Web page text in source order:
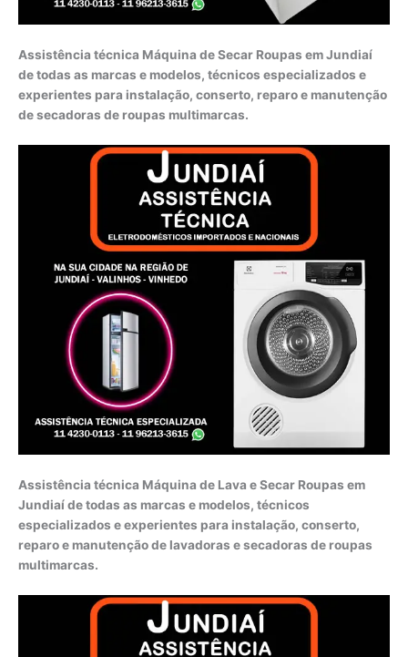
Assistência técnica Máquina de Secar Roupas em Jundiaí
de todas as marcas e modelos, técnicos especializados e
experientes para instalação, conserto, reparo e manutenção
de secadoras de roupas multimarcas.
Assistência técnica Máquina de Lava e Secar Roupas em
Jundiaí de todas as marcas e modelos, técnicos
especializados e experientes para instalação, conserto,
reparo e manutenção de lavadoras e secadoras de roupas
multimarcas.